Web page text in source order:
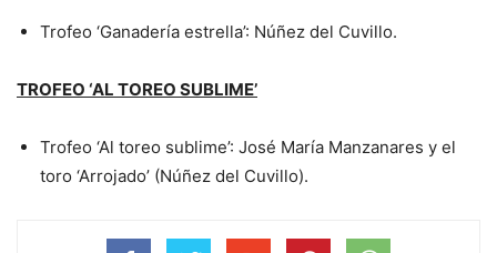
Trofeo ‘Ganadería estrella’: Núñez del Cuvillo.
TROFEO ‘AL TOREO SUBLIME’
Trofeo ‘Al toreo sublime’: José María Manzanares y el
toro ‘Arrojado’ (Núñez del Cuvillo).